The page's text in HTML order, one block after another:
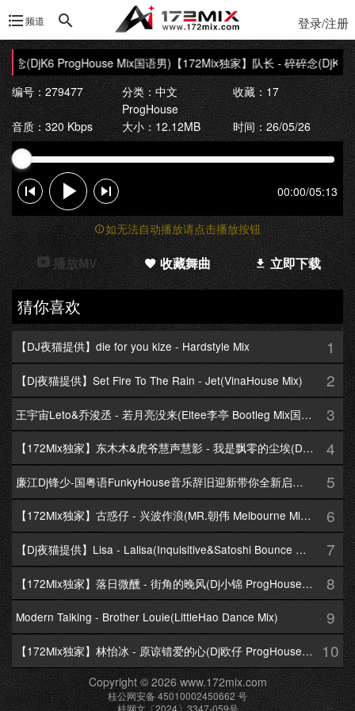
频道 登录/注册
念(DjK6 ProgHouse Mix国语男)【172Mix独家】队长 - 碎碎念(DjK6
编号：279477
分类：中文
ProgHouse
收藏：17
音质：320 Kbps 大小：12.12MB 时间：26/05/26
00:00/05:13
如无法自动播放请点击播放按钮
播放MV 收藏舞曲 立即下载
猜你喜欢
【DJ夜猫提供】die for you kize - Hardstyle Mix 1
【Dj夜猫提供】Set Fire To The Rain - Jet(VinaHouse Mix) 2
王宇宙Leto&乔浚丞 - 若月亮没来(Eltee李亭 Bootleg Mix国语合唱) 3
【172Mix独家】东木木&虎爷慧声慧影 - 我是飘零的尘埃(Dj十三 Melbourne Mix国语男) 4
廉江Dj锋少-国粤语FunkyHouse音乐辞旧迎新带你全新启航跨年专辑172Mix串烧 5
【172Mix独家】古惑仔 - 兴波作浪(MR.朝伟 Melbourne Mix粤语男) 6
【Dj夜猫提供】Lisa - Lalisa(Inquisitive&Satoshi Bounce Mix) 7
【172Mix独家】落日微醺 - 街角的晚风(Dj小锦 ProgHouse Mix粤语女) 8
Modern Talking - Brother Louie(LittleHao Dance Mix) 9
【172Mix独家】林怡冰 - 原谅错爱的心(Dj欧仔 ProgHouse Mix粤语女) 10
Copyright © 2026 www.172mix.com
桂公网安备 45010002450662 号
桂网文〔2024〕3347-059号